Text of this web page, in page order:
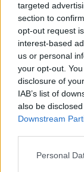
targeted
section to
opt-out request
interest-based
us or personal
your opt-out.
disclosure of
IAB’s list of
also be
Downstream
Personal